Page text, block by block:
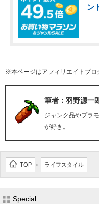
ン
※本ページはアフィリエイトプロ
筆者：羽野源一
ジャンク品やプラ
が好き。
TOP > ライフスタイル
Special